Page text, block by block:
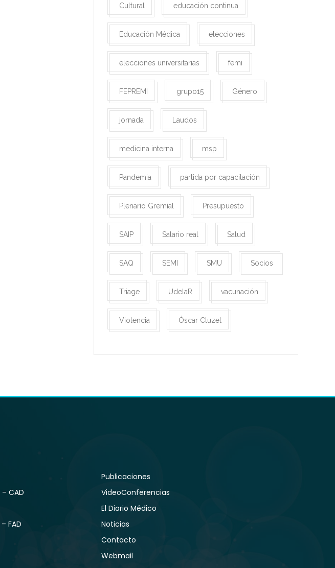
Cultural educación continua
Educación Médica elecciones
elecciones universitarias femi
FEPREMI grupo15 Género
jornada Laudos
medicina interna msp
Pandemia partida por capacitación
Plenario Gremial Presupuesto
SAIP Salario real Salud
SAQ SEMI SMU Socios
Triage UdelaR vacunación
Violencia Óscar Cluzet
CAD
FAD
Publicaciones
VideoConferencias
El Diario Médico
Noticias
Contacto
Webmail